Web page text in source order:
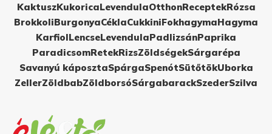
KaktuszKukoricaLevendulaOtthonReceptekRózsa
BrokkoliBurgonyaCéklaCukkiniFokhagymaHagyma
KarfiolLencseLevendulaPadlizsánPaprika
ParadicsomRetekRizsZöldségekSárgarépa
Savanyú káposztaSpárgaSpenótSütőtökUborka
ZellerZöldbabZöldborsóSárgabarackSzederSzilva